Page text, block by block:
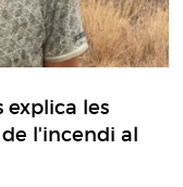
explica les
de l'incendi al